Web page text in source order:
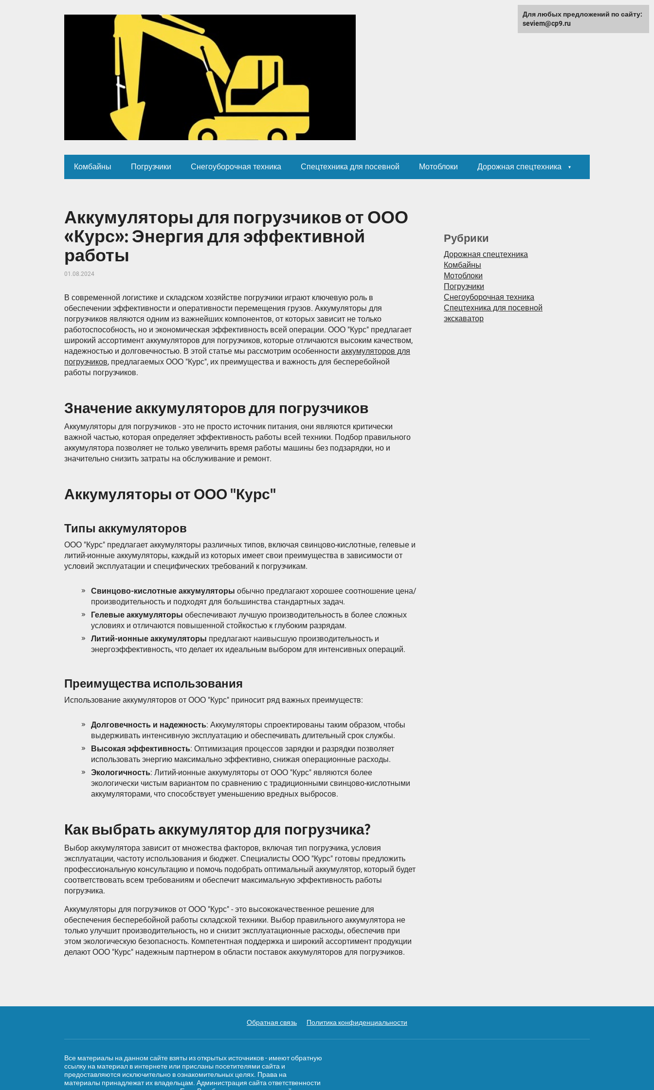
Комбайны Погрузчики Снегоуборочная техника Спецтехника для посевной Мотоблоки Дорожная спецтехника
Аккумуляторы для погрузчиков от ООО
«Курс»: Энергия для эффективной
работы
01.08.2024
В современной логистике и складском хозяйстве погрузчики играют ключевую роль в
обеспечении эффективности и оперативности перемещения грузов. Аккумуляторы для
погрузчиков являются одним из важнейших компонентов, от которых зависит не только
работоспособность, но и экономическая эффективность всей операции. ООО "Курс" предлагает
широкий ассортимент аккумуляторов для погрузчиков, которые отличаются высоким качеством,
надежностью и долговечностью. В этой статье мы рассмотрим особенности аккумуляторов для
погрузчиков, предлагаемых ООО "Курс", их преимущества и важность для бесперебойной
работы погрузчиков.
Значение аккумуляторов для погрузчиков
Аккумуляторы для погрузчиков - это не просто источник питания, они являются критически
важной частью, которая определяет эффективность работы всей техники. Подбор правильного
аккумулятора позволяет не только увеличить время работы машины без подзарядки, но и
значительно снизить затраты на обслуживание и ремонт.
Аккумуляторы от ООО "Курс"
Типы аккумуляторов
ООО "Курс" предлагает аккумуляторы различных типов, включая свинцово-кислотные, гелевые и
литий-ионные аккумуляторы, каждый из которых имеет свои преимущества в зависимости от
условий эксплуатации и специфических требований к погрузчикам.
Свинцово-кислотные аккумуляторы обычно предлагают хорошее соотношение цена/
производительность и подходят для большинства стандартных задач.
Гелевые аккумуляторы обеспечивают лучшую производительность в более сложных
условиях и отличаются повышенной стойкостью к глубоким разрядам.
Литий-ионные аккумуляторы предлагают наивысшую производительность и
энергоэффективность, что делает их идеальным выбором для интенсивных операций.
Преимущества использования
Использование аккумуляторов от ООО "Курс" приносит ряд важных преимуществ:
Долговечность и надежность: Аккумуляторы спроектированы таким образом, чтобы
выдерживать интенсивную эксплуатацию и обеспечивать длительный срок службы.
Высокая эффективность: Оптимизация процессов зарядки и разрядки позволяет
использовать энергию максимально эффективно, снижая операционные расходы.
Экологичность: Литий-ионные аккумуляторы от ООО "Курс" являются более
экологически чистым вариантом по сравнению с традиционными свинцово-кислотными
аккумуляторами, что способствует уменьшению вредных выбросов.
Как выбрать аккумулятор для погрузчика?
Выбор аккумулятора зависит от множества факторов, включая тип погрузчика, условия
эксплуатации, частоту использования и бюджет. Специалисты ООО "Курс" готовы предложить
профессиональную консультацию и помочь подобрать оптимальный аккумулятор, который будет
соответствовать всем требованиям и обеспечит максимальную эффективность работы
погрузчика.
Аккумуляторы для погрузчиков от ООО "Курс" - это высококачественное решение для
обеспечения бесперебойной работы складской техники. Выбор правильного аккумулятора не
только улучшит производительность, но и снизит эксплуатационные расходы, обеспечив при
этом экологическую безопасность. Компетентная поддержка и широкий ассортимент продукции
делают ООО "Курс" надежным партнером в области поставок аккумуляторов для погрузчиков.
Рубрики
Дорожная спецтехника
Комбайны
Мотоблоки
Погрузчики
Снегоуборочная техника
Спецтехника для посевной
экскаватор
Обратная связь Политика конфиденциальности
Все материалы на данном сайте взяты из открытых источников - имеют обратную
ссылку на материал в интернете или присланы посетителями сайта и
предоставляются исключительно в ознакомительных целях. Права на
материалы принадлежат их владельцам. Администрация сайта ответственности
Для любых предложений по сайту:
seviem@cp9.ru